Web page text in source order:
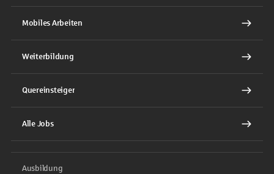
Mobiles Arbeiten
Weiterbildung
Quereinsteiger
Alle Jobs
Ausbildung